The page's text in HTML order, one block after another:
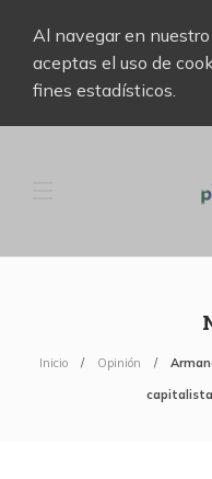
Al navegar en
aceptas el uso de
fines estadísticos.
Inicio Opinión